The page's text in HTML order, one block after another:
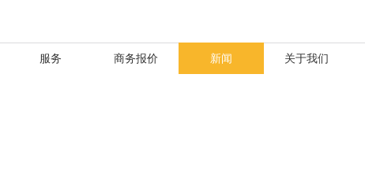
服务 商务报价 新闻 关于我们